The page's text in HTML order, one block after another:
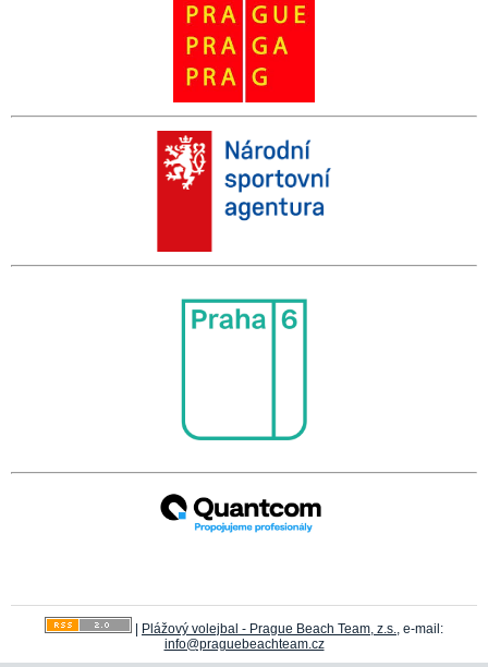
Plážový volejbal - Prague Beach Team, z.s., e-mail:
info@praguebeachteam.cz